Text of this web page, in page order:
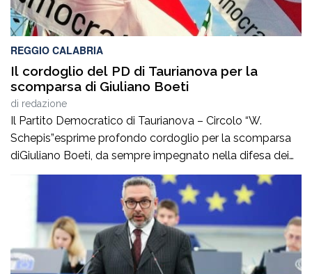
REGGIO CALABRIA
Il cordoglio del PD di Taurianova per la
scomparsa di Giuliano Boeti
di redazione
Il Partito Democratico di Taurianova – Circolo “W.
Schepis”esprime profondo cordoglio per la scomparsa
diGiuliano Boeti, da sempre impegnato nella difesa dei
valori democratici e antifascisti. Fondatore della sezione
ANPI di Taurianova e suo primo presidente,ha contribuito
con passione e coerenza alla vita civile e culturale della
nostra comunità, dedicando particolare attenzione alla
memoria storica […]